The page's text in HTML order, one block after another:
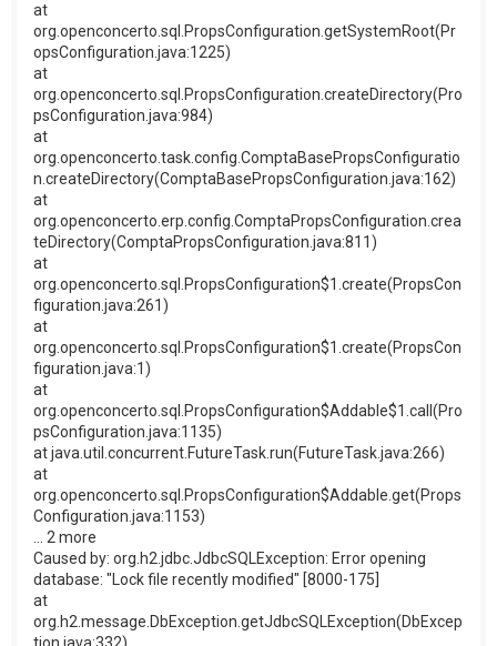
at
org.openconcerto.sql.PropsConfiguration.getSystemRoot(Pr
opsConfiguration.java:1225)
at
org.openconcerto.sql.PropsConfiguration.createDirectory(Pro
psConfiguration.java:984)
at
org.openconcerto.task.config.ComptaBasePropsConfiguratio
n.createDirectory(ComptaBasePropsConfiguration.java:162)
at
org.openconcerto.erp.config.ComptaPropsConfiguration.crea
teDirectory(ComptaPropsConfiguration.java:811)
at
org.openconcerto.sql.PropsConfiguration$1.create(PropsCon
figuration.java:261)
at
org.openconcerto.sql.PropsConfiguration$1.create(PropsCon
figuration.java:1)
at
org.openconcerto.sql.PropsConfiguration$Addable$1.call(Pro
psConfiguration.java:1135)
at java.util.concurrent.FutureTask.run(FutureTask.java:266)
at
org.openconcerto.sql.PropsConfiguration$Addable.get(Props
Configuration.java:1153)
... 2 more
Caused by: org.h2.jdbc.JdbcSQLException: Error opening
database: "Lock file recently modified" [8000-175]
at
org.h2.message.DbException.getJdbcSQLException(DbExcep